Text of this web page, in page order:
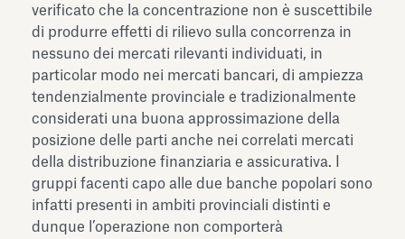
verificato che la concentrazione non è suscettibile
di produrre effetti di rilievo sulla concorrenza in
nessuno dei mercati rilevanti individuati, in
particolar modo nei mercati bancari, di ampiezza
tendenzialmente provinciale e tradizionalmente
considerati una buona approssimazione della
posizione delle parti anche nei correlati mercati
della distribuzione finanziaria e assicurativa. I
gruppi facenti capo alle due banche popolari sono
infatti presenti in ambiti provinciali distinti e
dunque l’operazione non comporterà